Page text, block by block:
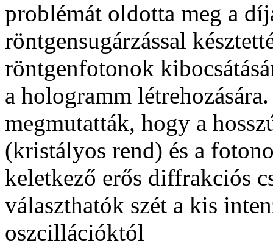
problémát oldotta meg a
röntgensugárzással
röntgenfotonok
a hologramm
megmutatták, hogy a
(kristályos rend) és a
keletkező erős diffrakciós
választhatók szét a kis
oszcillációktól